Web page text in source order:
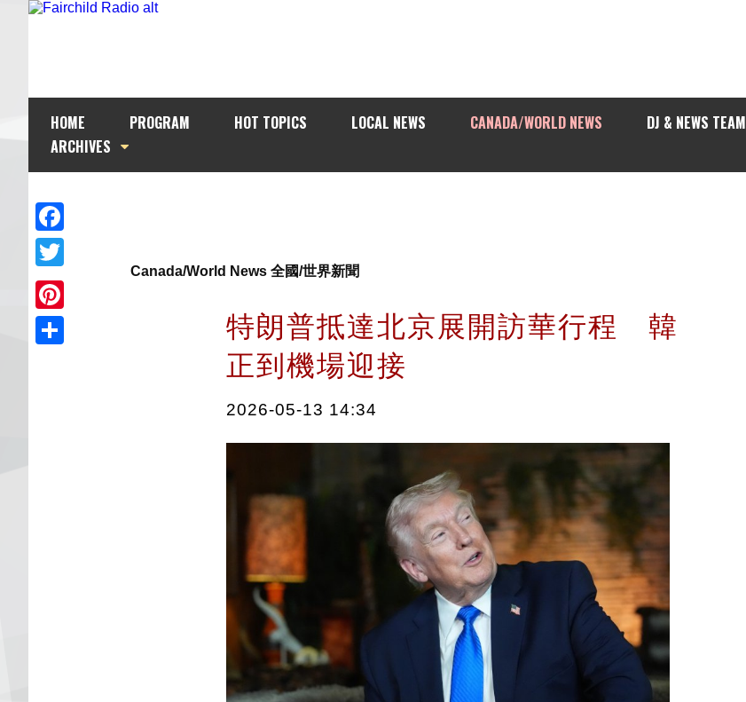
HOME PROGRAM HOT TOPICS LOCAL NEWS CANADA/WORLD NEWS DJ & NEWS TEAM
ARCHIVES
Facebook
Twitter
Pinterest
Canada/World News 全國/世界新聞
特朗普抵達北京展開訪華行程 韓
正到機場迎接
2026-05-13 14:34